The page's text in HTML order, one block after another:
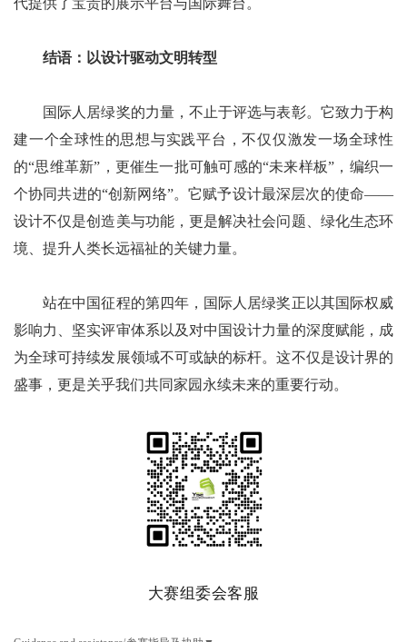
代提供了宝贵的展示平台与国际舞台。
结语：以设计驱动文明转型
国际人居绿奖的力量，不止于评选与表彰。它致力于构
建一个全球性的思想与实践平台，不仅仅激发一场全球性
的“思维革新”，更催生一批可触可感的“未来样板”，编织一
个协同共进的“创新网络”。它赋予设计最深层次的使命——
设计不仅是创造美与功能，更是解决社会问题、绿化生态环
境、提升人类长远福祉的关键力量。
站在中国征程的第四年，国际人居绿奖正以其国际权威
影响力、坚实评审体系以及对中国设计力量的深度赋能，成
为全球可持续发展领域不可或缺的标杆。这不仅是设计界的
盛事，更是关乎我们共同家园永续未来的重要行动。
大赛组委会客服